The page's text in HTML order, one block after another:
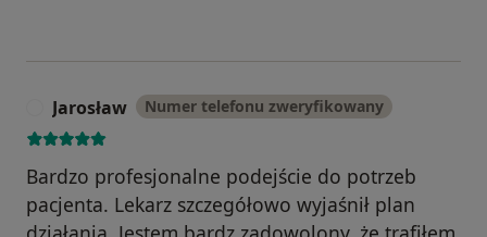
Jarosław Numer telefonu zweryfikowany
Bardzo profesjonalne podejście do potrzeb
pacjenta. Lekarz szczegółowo wyjaśnił plan